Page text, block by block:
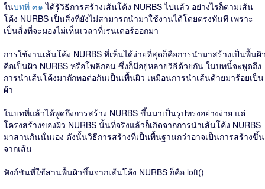
ในบทที่ ๓๑ ได้รู้วิธีการสร้างเส้นโค้ง NURBS ไปแล้ว อย่างไรก็ตามเส้น
โค้ง NURBS เป็นสิ่งที่ยังไม่สามารถนำมาใช้งานได้โดยตรงทันที เพราะ
เป็นสิ่งที่จะมองไม่เห็นเวลาที่เรนเดอร์ออกมา
การใช้งานเส้นโค้ง NURBS ที่เห็นได้ง่ายที่สุดก็คือการนำมาสร้างเป็นพื้นผิ
คือเป็นผิว NURBS หรือโพลิกอน ซึ่งก็มีอยู่หลายวิธีด้วยกัน ในบทนี้จะพูดถึง
การนำเส้นโค้งมาถักทอต่อกันเป็นเพื้นผิว เหมือนการนำเส้นด้ายมาร้อยเป็น
ผ้า
ในบทที่แล้วได้พูดถึงการสร้าง NURBS ขึ้นมาเป็นรูปทรงอย่างง่าย แต่
โครงสร้างของผิว NURBS นั้นที่จริงแล้วก็เกิดจากการนำเส้นโค้ง NURBS
มาสานกันนั่นเอง ดังนั้นวิธีการสร้างที่เป็นพื้นฐานกว่าอาจเป็นการสร้างขึ้น
จากเส้น
ฟังก์ชันที่ใช้สานพื้นผิวขึ้นจากเส้นโค้ง NURBS ก็คือ loft()